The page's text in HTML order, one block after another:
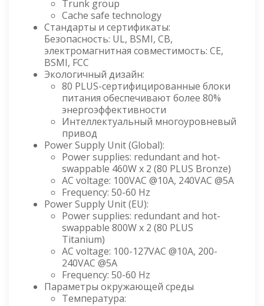
Trunk group
Cache safe technology
Стандарты и сертификаты:
Безопасность: UL, BSMI, CB,
электромагнитная совместимость: CE,
BSMI, FCC
Экологичный дизайн:
80 PLUS-сертифицированные блоки
питания обеспечивают более 80%
энергоэффективности
Интеллектуальный многоуровневый
привод
Power Supply Unit (Global):
Power supplies: redundant and hot-
swappable 460W x 2 (80 PLUS Bronze)
AC voltage: 100VAC @10A, 240VAC @5A
Frequency: 50-60 Hz
Power Supply Unit (EU):
Power supplies: redundant and hot-
swappable 800W x 2 (80 PLUS
Titanium)
AC voltage: 100-127VAC @10A, 200-
240VAC @5A
Frequency: 50-60 Hz
Параметры окружающей среды
Температура: